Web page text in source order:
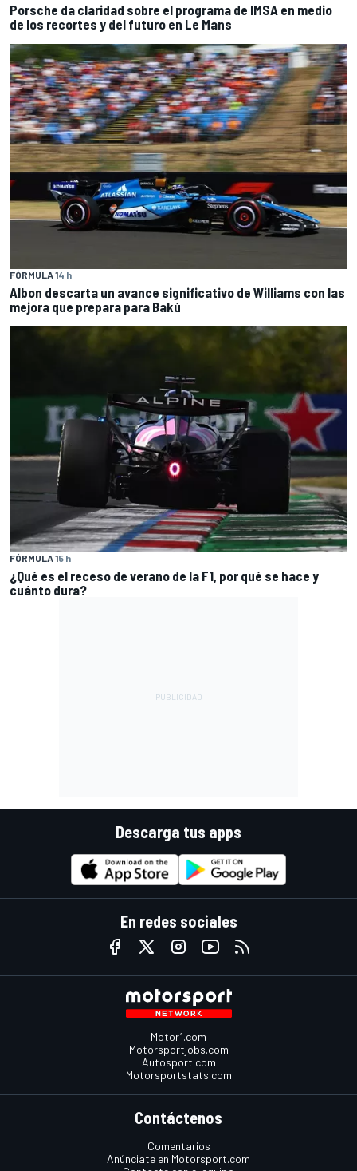
Porsche da claridad sobre el programa de IMSA en medio
de los recortes y del futuro en Le Mans
FÓRMULA 14 h
Albon descarta un avance significativo de Williams con las
mejora que prepara para Bakú
FÓRMULA 15 h
¿Qué es el receso de verano de la F1, por qué se hace y
cuánto dura?
Descarga tus apps
En redes sociales
Motor1.com
Motorsportjobs.com
Autosport.com
Motorsportstats.com
Contáctenos
Comentarios
Anúnciate en Motorsport.com